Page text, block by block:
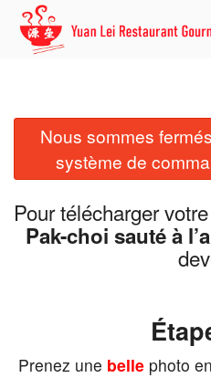
Commander en ligne
Emplacement
Français
Panier (0)
Nous sommes
système de
Pour télécharger
Pak-choi sauté à
Prenez une belle photo